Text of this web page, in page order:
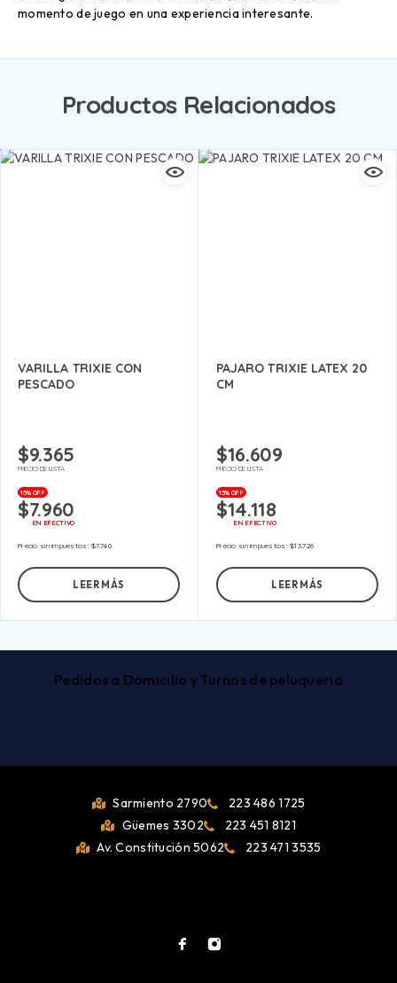
momento de juego en una experiencia interesante.
Productos Relacionados
VARILLA TRIXIE CON
PESCADO
$9.365
PRECIO DE LISTA
15% OFF
$7.960
EN EFECTIVO
Precio sin impuestos:$7.740
LEER MÁS
PAJARO TRIXIE LATEX 20
CM
$16.609
PRECIO DE LISTA
15% OFF
$14.118
EN EFECTIVO
Precio sin impuestos:$13.726
LEER MÁS
Pedidos a Domicilio y Turnos de peluqueria
Sarmiento 2790
223 486 1725
Güemes 3302
223 451 8121
Av. Constitución 5062
223 471 3535